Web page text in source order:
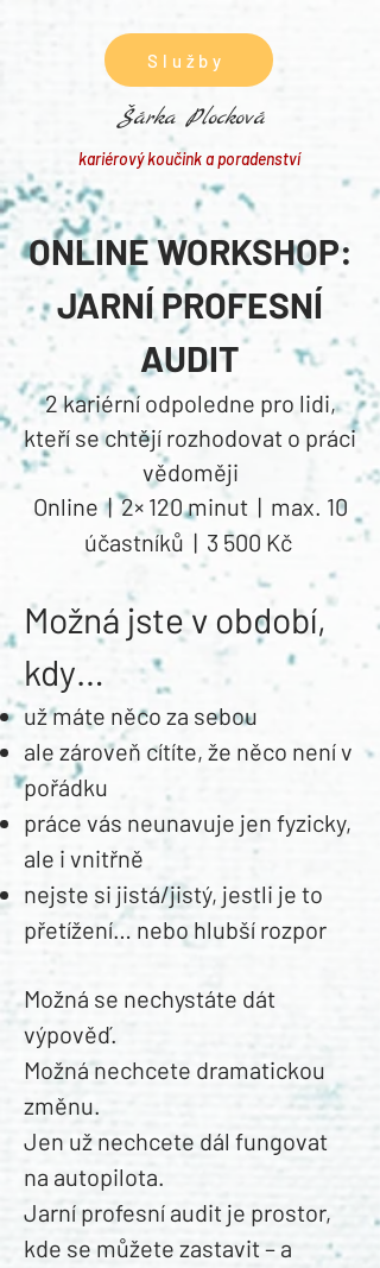
Služby
Šárka Plocková
kariérový koučink a poradenství
ONLINE WORKSHOP:
JARNÍ PROFESNÍ
AUDIT
2 kariérní odpoledne pro lidi,
kteří se chtějí rozhodovat o práci
vědoměji
Online | 2× 120 minut | max. 10
účastníků | 3 500 Kč
Možná jste v období,
kdy…
už máte něco za sebou
ale zároveň cítíte, že něco není v
pořádku
práce vás neunavuje jen fyzicky,
ale i vnitřně
nejste si jistá/jistý, jestli je to
přetížení… nebo hlubší rozpor
Možná se nechystáte dát
výpověď.
Možná nechcete dramatickou
změnu.
Jen už nechcete dál fungovat
na autopilota.
Jarní profesní audit je prostor,
kde se můžete zastavit – a